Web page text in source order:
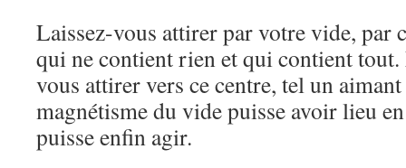
Laissez-vous attirer par votre vide, par
qui ne contient rien et qui contient
vous attirer vers ce centre, tel un
magnétisme du vide puisse avoir lieu
puisse enfin agir.